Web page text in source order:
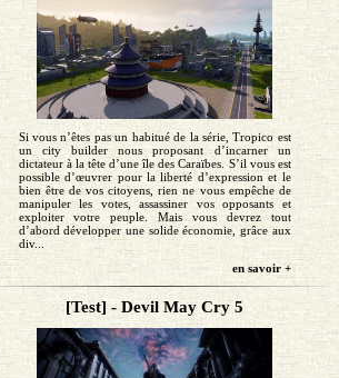
Si vous n’êtes pas un habitué de la série, Tropico est
un city builder nous proposant d’incarner un
dictateur à la tête d’une île des Caraïbes. S’il vous est
possible d’œuvrer pour la liberté d’expression et le
bien être de vos citoyens, rien ne vous empêche de
manipuler les votes, assassiner vos opposants et
exploiter votre peuple. Mais vous devrez tout
d’abord développer une solide économie, grâce aux
div...
en savoir +
[Test] - Devil May Cry 5